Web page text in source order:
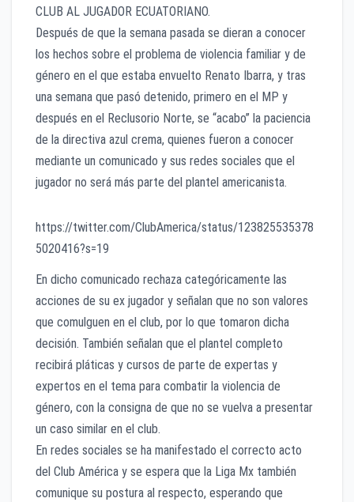
CLUB AL JUGADOR ECUATORIANO.
Después de que la semana pasada se dieran a conocer
los hechos sobre el problema de violencia familiar y de
género en el que estaba envuelto Renato Ibarra, y tras
una semana que pasó detenido, primero en el MP y
después en el Reclusorio Norte, se “acabo” la paciencia
de la directiva azul crema, quienes fueron a conocer
mediante un comunicado y sus redes sociales que el
jugador no será más parte del plantel americanista.
https://twitter.com/ClubAmerica/status/123825535378
5020416?s=19
En dicho comunicado rechaza categóricamente las
acciones de su ex jugador y señalan que no son valores
que comulguen en el club, por lo que tomaron dicha
decisión. También señalan que el plantel completo
recibirá pláticas y cursos de parte de expertas y
expertos en el tema para combatir la violencia de
género, con la consigna de que no se vuelva a presentar
un caso similar en el club.
En redes sociales se ha manifestado el correcto acto
del Club América y se espera que la Liga Mx también
comunique su postura al respecto, esperando que